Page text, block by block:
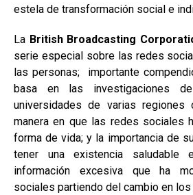
estela de transformación social e
La British Broadcasting
serie especial sobre las redes
las personas; importante
basa en las investigaciones
universidades de varias
manera en que las redes sociales
forma de vida; y la importancia de
tener una existencia
información excesiva que ha
sociales partiendo del cambio en